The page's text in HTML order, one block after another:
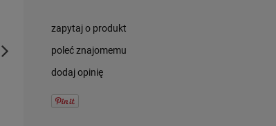
zapytaj o produkt
poleć znajomemu
dodaj opinię